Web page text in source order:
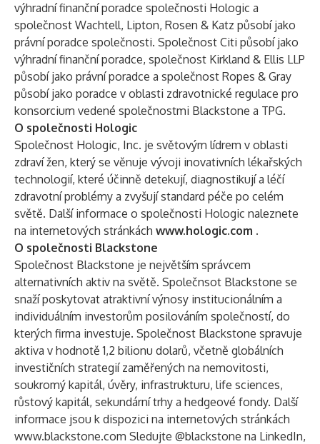
výhradní finanční poradce společnosti Hologic a
společnost Wachtell, Lipton, Rosen & Katz působí jako
právní poradce společnosti. Společnost Citi působí jako
výhradní finanční poradce, společnost Kirkland & Ellis LLP
působí jako právní poradce a společnost Ropes & Gray
působí jako poradce v oblasti zdravotnické regulace pro
konsorcium vedené společnostmi Blackstone a TPG.
O společnosti Hologic
Společnost Hologic, Inc. je světovým lídrem v oblasti
zdraví žen, který se věnuje vývoji inovativních lékařských
technologií, které účinně detekují, diagnostikují a léčí
zdravotní problémy a zvyšují standard péče po celém
světě. Další informace o společnosti Hologic naleznete
na internetových stránkách www.hologic.com .
O společnosti Blackstone
Společnost Blackstone je největším správcem
alternativních aktiv na světě. Společnsot Blackstone se
snaží poskytovat atraktivní výnosy institucionálním a
individuálním investorům posilováním společností, do
kterých firma investuje. Společnost Blackstone spravuje
aktiva v hodnotě 1,2 bilionu dolarů, včetně globálních
investičních strategií zaměřených na nemovitosti,
soukromý kapitál, úvěry, infrastrukturu, life sciences,
růstový kapitál, sekundární trhy a hedgeové fondy. Další
informace jsou k dispozici na internetových stránkách
www.blackstone.com Sledujte @blackstone na LinkedIn,